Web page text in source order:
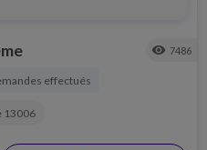
visibility 7486
effectués
13006